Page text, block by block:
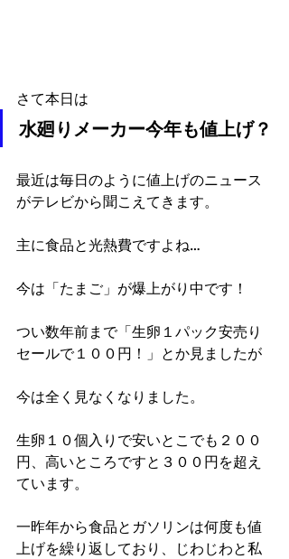
さて本日は
水廻りメーカー今年も値上げ？
最近は毎日のように値上げのニュース
がテレビから聞こえてきます。
主に食品と光熱費ですよね…
今は「たまご」が爆上がり中です！
つい数年前まで「生卵１パック安売り
セールで１００円！」とか見ましたが
今は全く見なくなりました。
生卵１０個入りで安いとこでも２００
円、高いところですと３００円を超え
ています。
一昨年から食品とガソリンは何度も値
上げを繰り返しており、じわじわと私